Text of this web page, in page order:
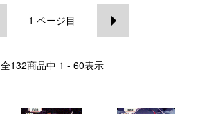
1 ページ目
全132商品中 1 - 60表示